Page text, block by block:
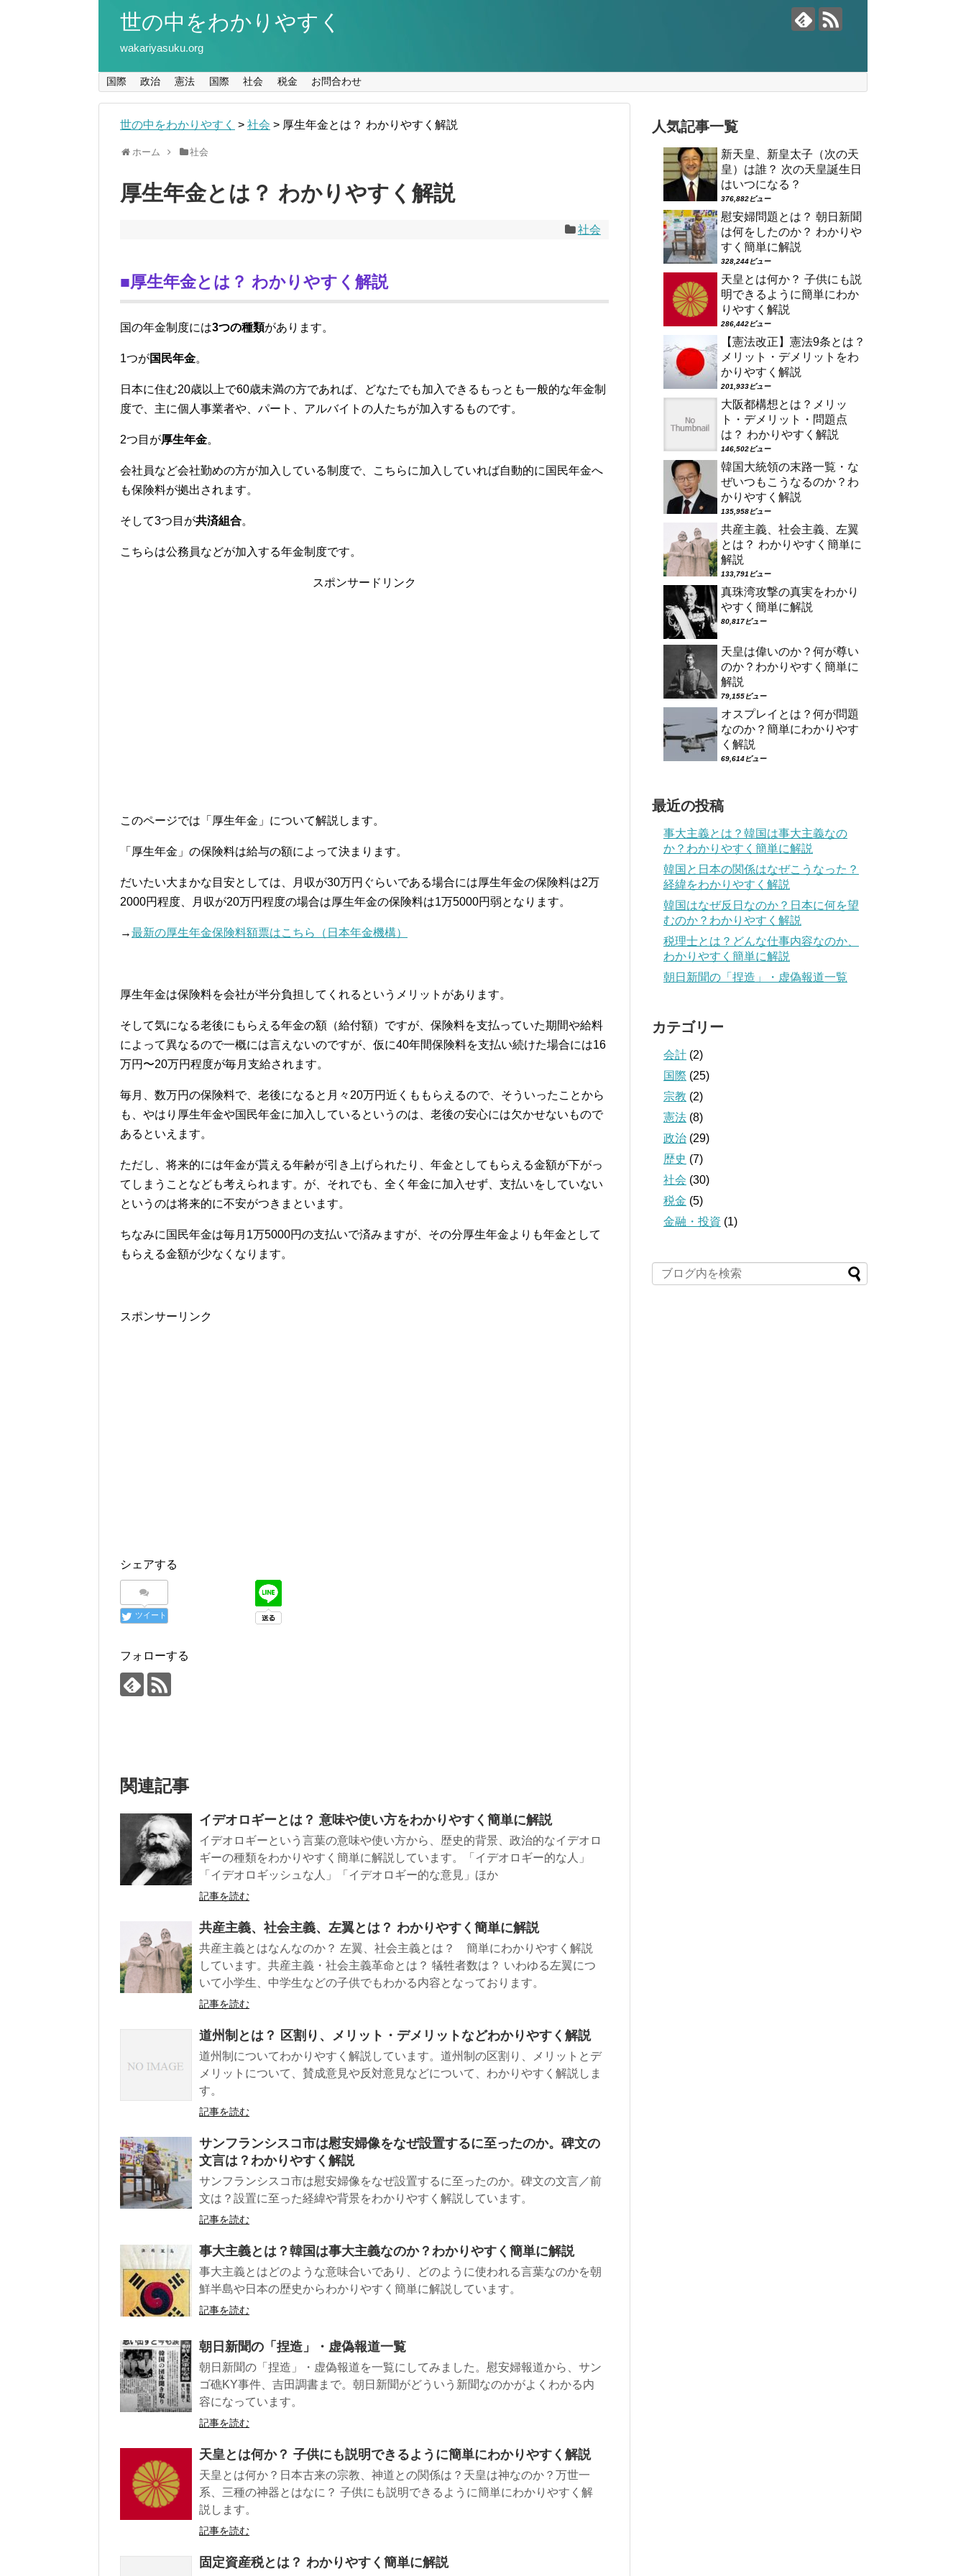
世の中をわかりやすく
wakariyasuku.org
国際 政治 憲法 国際 社会 税金 お問合わせ
世の中をわかりやすく > 社会 > 厚生年金とは？ わかりやすく解説
ホーム 社会
厚生年金とは？ わかりやすく解説
社会
■厚生年金とは？ わかりやすく解説
国の年金制度には3つの種類があります。
1つが国民年金。
日本に住む20歳以上で60歳未満の方であれば、どなたでも加入できるもっとも一般的な年金制
度で、主に個人事業者や、パート、アルバイトの人たちが加入するものです。
2つ目が厚生年金。
会社員など会社勤めの方が加入している制度で、こちらに加入していれば自動的に国民年金へ
も保険料が拠出されます。
そして3つ目が共済組合。
こちらは公務員などが加入する年金制度です。
スポンサードリンク
このページでは「厚生年金」について解説します。
「厚生年金」の保険料は給与の額によって決まります。
だいたい大まかな目安としては、月収が30万円ぐらいである場合には厚生年金の保険料は2万
2000円程度、月収が20万円程度の場合は厚生年金の保険料は1万5000円弱となります。
→最新の厚生年金保険料額票はこちら（日本年金機構）
厚生年金は保険料を会社が半分負担してくれるというメリットがあります。
そして気になる老後にもらえる年金の額（給付額）ですが、保険料を支払っていた期間や給料
によって異なるので一概には言えないのですが、仮に40年間保険料を支払い続けた場合には16
万円〜20万円程度が毎月支給されます。
毎月、数万円の保険料で、老後になると月々20万円近くももらえるので、そういったことから
も、やはり厚生年金や国民年金に加入しているというのは、老後の安心には欠かせないもので
あるといえます。
ただし、将来的には年金が貰える年齢が引き上げられたり、年金としてもらえる金額が下がっ
てしまうことなども考えられます。が、それでも、全く年金に加入せず、支払いをしていない
というのは将来的に不安がつきまといます。
ちなみに国民年金は毎月1万5000円の支払いで済みますが、その分厚生年金よりも年金として
もらえる金額が少なくなります。
スポンサーリンク
シェアする
ツイート
フォローする
関連記事
イデオロギーとは？ 意味や使い方をわかりやすく簡単に解説
イデオロギーという言葉の意味や使い方から、歴史的背景、政治的なイデオロ
ギーの種類をわかりやすく簡単に解説しています。「イデオロギー的な人」
「イデオロギッシュな人」「イデオロギー的な意見」ほか
記事を読む
共産主義、社会主義、左翼とは？ わかりやすく簡単に解説
共産主義とはなんなのか？ 左翼、社会主義とは？ 簡単にわかりやすく解説
しています。共産主義・社会主義革命とは？ 犠牲者数は？ いわゆる左翼につ
いて小学生、中学生などの子供でもわかる内容となっております。
記事を読む
道州制とは？ 区割り、メリット・デメリットなどわかりやすく解説
道州制についてわかりやすく解説しています。道州制の区割り、メリットとデ
メリットについて、賛成意見や反対意見などについて、わかりやすく解説しま
す。
記事を読む
サンフランシスコ市は慰安婦像をなぜ設置するに至ったのか。碑文の
文言は？わかりやすく解説
サンフランシスコ市は慰安婦像をなぜ設置するに至ったのか。碑文の文言／前
文は？設置に至った経緯や背景をわかりやすく解説しています。
記事を読む
事大主義とは？韓国は事大主義なのか？わかりやすく簡単に解説
事大主義とはどのような意味合いであり、どのように使われる言葉なのかを朝
鮮半島や日本の歴史からわかりやすく簡単に解説しています。
記事を読む
朝日新聞の「捏造」・虚偽報道一覧
朝日新聞の「捏造」・虚偽報道を一覧にしてみました。慰安婦報道から、サン
ゴ礁KY事件、吉田調書まで。朝日新聞がどういう新聞なのかがよくわかる内
容になっています。
記事を読む
天皇とは何か？ 子供にも説明できるように簡単にわかりやすく解説
天皇とは何か？日本古来の宗教、神道との関係は？天皇は神なのか？万世一
系、三種の神器とはなに？ 子供にも説明できるように簡単にわかりやすく解
説します。
記事を読む
固定資産税とは？ わかりやすく簡単に解説
人気記事一覧
新天皇、新皇太子（次の天
皇）は誰？ 次の天皇誕生日
はいつになる？
376,882ビュー
慰安婦問題とは？ 朝日新聞
は何をしたのか？ わかりや
すく簡単に解説
328,244ビュー
天皇とは何か？ 子供にも説
明できるように簡単にわか
りやすく解説
286,442ビュー
【憲法改正】憲法9条とは？
メリット・デメリットをわ
かりやすく解説
201,933ビュー
大阪都構想とは？メリッ
ト・デメリット・問題点
は？ わかりやすく解説
146,502ビュー
韓国大統領の末路一覧・な
ぜいつもこうなるのか？わ
かりやすく解説
135,958ビュー
共産主義、社会主義、左翼
とは？ わかりやすく簡単に
解説
133,791ビュー
真珠湾攻撃の真実をわかり
やすく簡単に解説
80,817ビュー
天皇は偉いのか？何が尊い
のか？わかりやすく簡単に
解説
79,155ビュー
オスプレイとは？何が問題
なのか？簡単にわかりやす
く解説
69,614ビュー
最近の投稿
事大主義とは？韓国は事大主義なの
か？わかりやすく簡単に解説
韓国と日本の関係はなぜこうなった？
経緯をわかりやすく解説
韓国はなぜ反日なのか？日本に何を望
むのか？わかりやすく解説
税理士とは？どんな仕事内容なのか、
わかりやすく簡単に解説
朝日新聞の「捏造」・虚偽報道一覧
カテゴリー
会計 (2)
国際 (25)
宗教 (2)
憲法 (8)
政治 (29)
歴史 (7)
社会 (30)
税金 (5)
金融・投資 (1)